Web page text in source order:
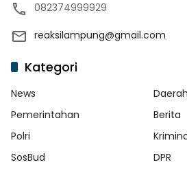
082374999929
reaksilampung@gmail.com
Kategori
News
Daerah
Pemerintahan
Berita
Polri
SosBud
DPR